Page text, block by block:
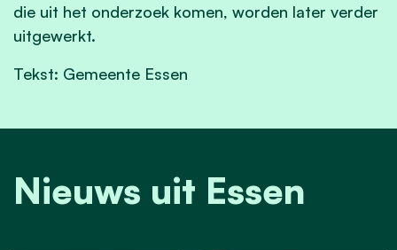
die uit het onderzoek komen, worden later verder
uitgewerkt.
Tekst: Gemeente Essen
Nieuws uit Essen